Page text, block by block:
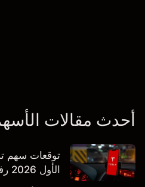
أحدث مقالات
توقعات سهم
الأول 2026 رفع الأهداف؟